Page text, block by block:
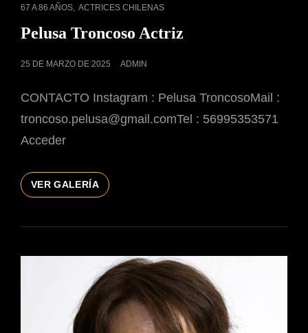
ENLACES
67 A 86 AÑOS, ACTRICES CHILENAS
Pelusa Troncoso Actriz
PUBLICADO
25 DE MARZO DE 2025 ADMIN
CONTACTO Instagram : Pelusa TroncosoMail :
troncoso.pelusa@gmail.comTel : 56995353571
Acceder
VER GALERÍAPELUSA
TRONCOSO